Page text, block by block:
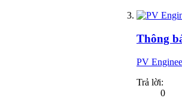
Thông
PV
Trả lời:
0